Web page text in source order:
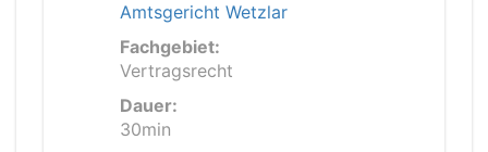
Amtsgericht Wetzlar
Fachgebiet:
Vertragsrecht
Dauer:
30min